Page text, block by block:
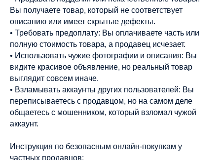
Вы получаете товар, который не соответствует
описанию или имеет скрытые дефекты.
• Требовать предоплату: Вы оплачиваете часть или
полную стоимость товара, а продавец исчезает.
• Использовать чужие фотографии и описания: Вы
видите красивое объявление, но реальный товар
выглядит совсем иначе.
• Взламывать аккаунты других пользователей: Вы
переписываетесь с продавцом, но на самом деле
общаетесь с мошенником, который взломал чужой
аккаунт.
Инструкция по безопасным онлайн-покупкам у
частных продавцов: